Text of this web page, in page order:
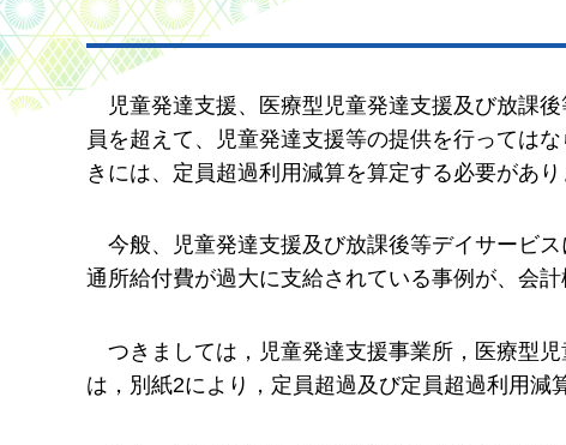
児童発達支援、医療型児童発達支援及び放課
員を超えて、児童発達支援等の提供を行っては
きには、定員超過利用減算を算定する必要があり
今般、児童発達支援及び放課後等デイサービ
通所給付費が過大に支給されている事例が、会
つきましては ，児童発達支援事業所，医療型
は，別紙2により，定員超過及び定員超過利用減